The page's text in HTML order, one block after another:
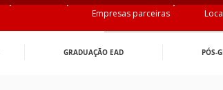
Empresas parceiras
GRADUAÇÃO EAD PÓS-